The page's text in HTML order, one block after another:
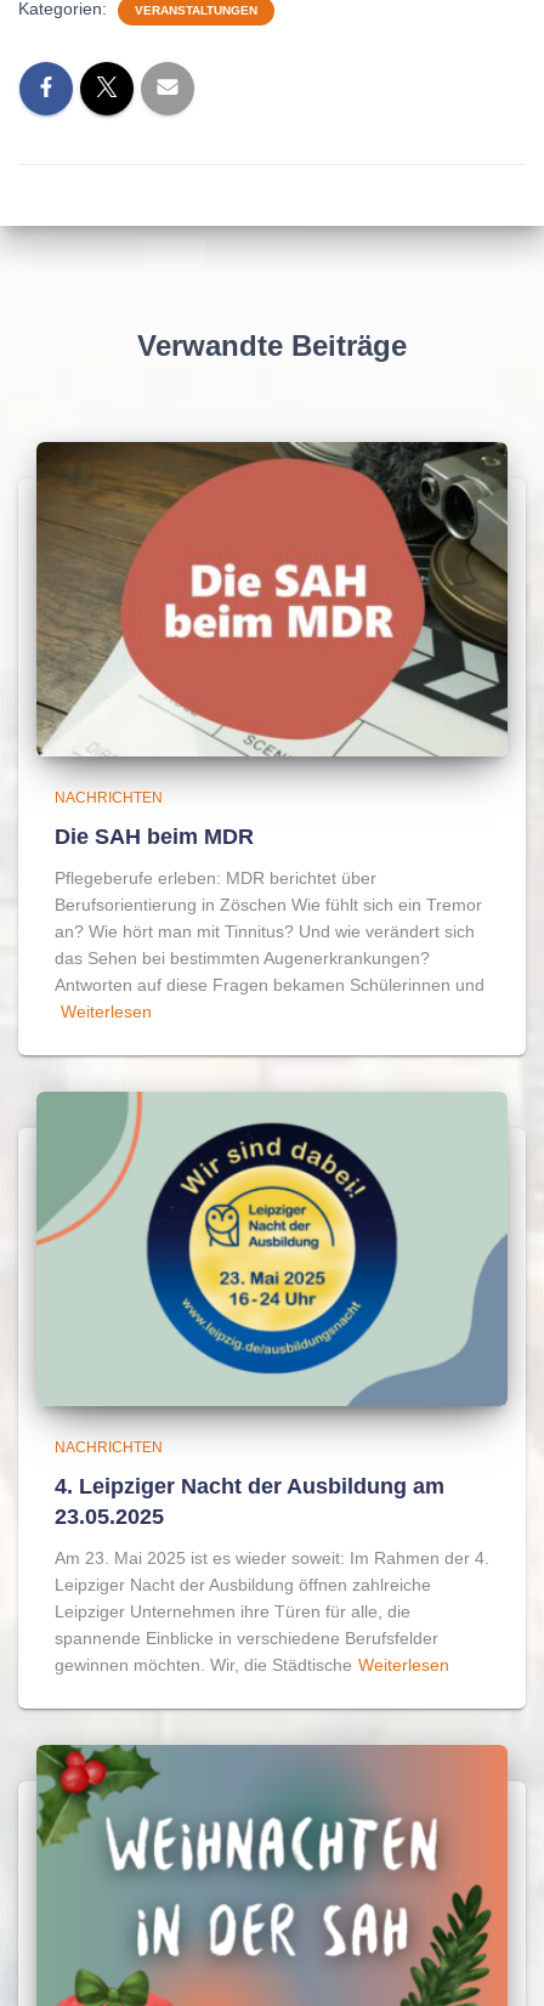
Kategorien: VERANSTALTUNGEN
Verwandte Beiträge
NACHRICHTEN
Die SAH beim MDR
Pflegeberufe erleben: MDR berichtet über
Berufsorientierung in Zöschen Wie fühlt sich ein Tremor
an? Wie hört man mit Tinnitus? Und wie verändert sich
das Sehen bei bestimmten Augenerkrankungen?
Antworten auf diese Fragen bekamen Schülerinnen und
Weiterlesen
NACHRICHTEN
4. Leipziger Nacht der Ausbildung am
23.05.2025
Am 23. Mai 2025 ist es wieder soweit: Im Rahmen der 4.
Leipziger Nacht der Ausbildung öffnen zahlreiche
Leipziger Unternehmen ihre Türen für alle, die
spannende Einblicke in verschiedene Berufsfelder
gewinnen möchten. Wir, die Städtische Weiterlesen